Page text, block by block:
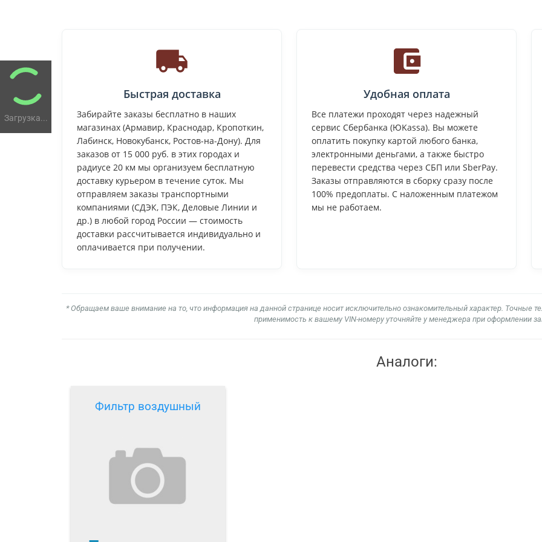
Загрузка...
Быстрая доставка
Забирайте заказы бесплатно в наших
магазинах (Армавир, Краснодар, Кропоткин,
Лабинск, Новокубанск, Ростов-на-Дону). Для
заказов от 15 000 руб. в этих городах и
радиусе 20 км мы организуем бесплатную
доставку курьером в течение суток. Мы
отправляем заказы транспортными
компаниями (СДЭК, ПЭК, Деловые Линии и
др.) в любой город России — стоимость
доставки рассчитывается индивидуально и
оплачивается при получении.
Удобная оплата
Все платежи проходят через надежный
сервис Сбербанка (ЮKassa). Вы можете
оплатить покупку картой любого банка,
электронными деньгами, а также быстро
перевести средства через СБП или SberPay.
Заказы отправляются в сборку сразу после
100% предоплаты. С наложенным платежом
мы не работаем.
* Обращаем ваше внимание на то, что информация на данной странице носит исключительно ознакомительный характер. Точные
применимость к вашему VIN-номеру уточняйте у менеджера при оформлении
Аналоги:
Фильтр воздушный